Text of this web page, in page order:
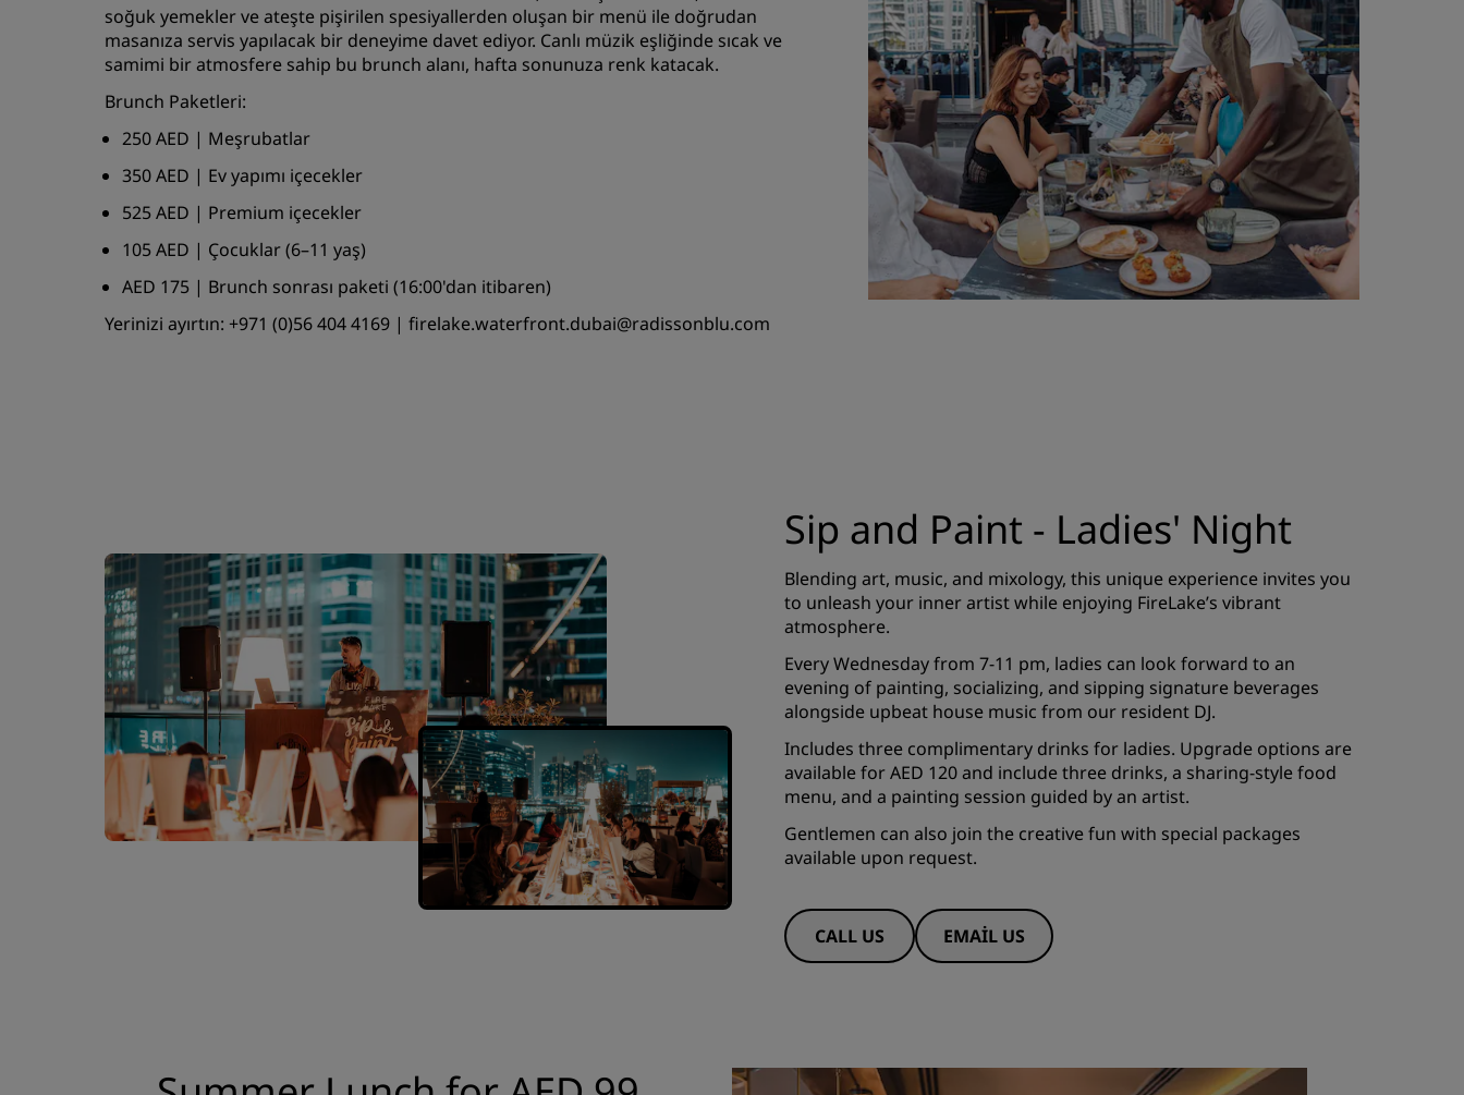
KATIL
soğuk yemekler ve ateşte pişirilen spesiyallerden oluşan bir menü ile doğrudan
masanıza servis yapılacak bir deneyime davet ediyor. Canlı müzik eşliğinde sıcak ve
samimi bir atmosfere sahip bu brunch alanı, hafta sonunuza renk katacak.
Brunch Paketleri:
250 AED | Meşrubatlar
350 AED | Ev yapımı içecekler
525 AED | Premium içecekler
105 AED | Çocuklar (6–11 yaş)
AED 175 | Brunch sonrası paketi (16:00'dan itibaren)
Yerinizi ayırtın: +971 (0)56 404 4169 | firelake.waterfront.dubai@radissonblu.com
Sip and Paint - Ladies' Night
Blending art, music, and mixology, this unique experience invites you
to unleash your inner artist while enjoying FireLake’s vibrant
atmosphere.
Every Wednesday from 7-11 pm, ladies can look forward to an
evening of painting, socializing, and sipping signature beverages
alongside upbeat house music from our resident DJ.
Includes three complimentary drinks for ladies. Upgrade options are
available for AED 120 and include three drinks, a sharing-style food
menu, and a painting session guided by an artist.
Gentlemen can also join the creative fun with special packages
available upon request.
CALL US EMAIL US